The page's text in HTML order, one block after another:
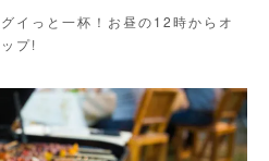
イっと一杯！お昼の12時からオ
プ!